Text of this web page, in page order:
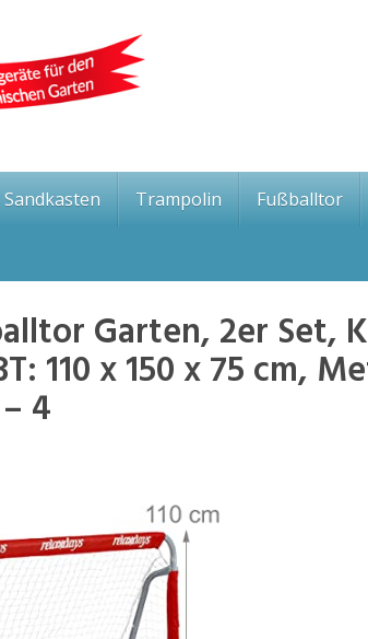
Sandkasten Trampolin Fußballtor
Garten, 2er Set,
110 x 150 x 75 cm,
4